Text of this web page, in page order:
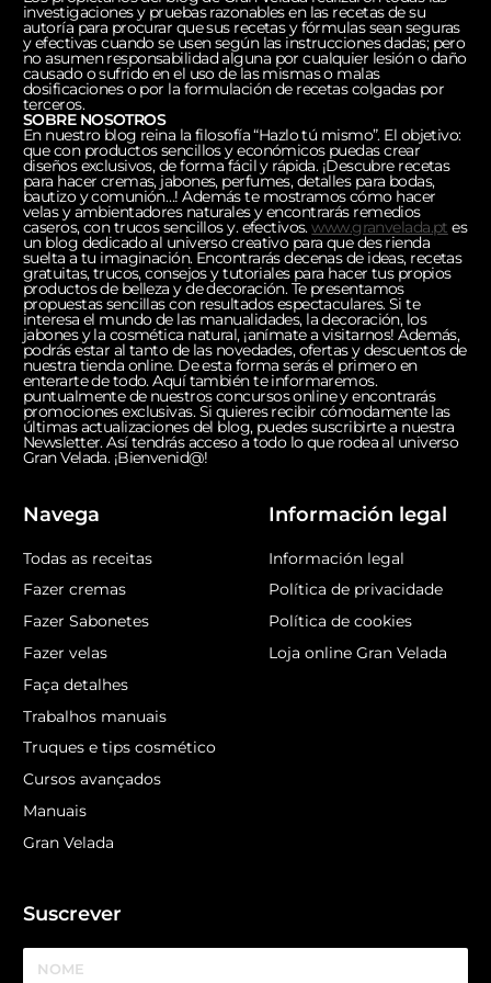
investigaciones y pruebas razonables en las recetas de su
autoría para procurar que sus recetas y fórmulas sean seguras
y efectivas cuando se usen según las instrucciones dadas; pero
no asumen responsabilidad alguna por cualquier lesión o daño
causado o sufrido en el uso de las mismas o malas
dosificaciones o por la formulación de recetas colgadas por
terceros.
SOBRE NOSOTROS
En nuestro blog reina la filosofía “Hazlo tú mismo”. El objetivo:
que con productos sencillos y económicos puedas crear
diseños exclusivos, de forma fácil y rápida. ¡Descubre recetas
para hacer cremas, jabones, perfumes, detalles para bodas,
bautizo y comunión…! Además te mostramos cómo hacer
velas y ambientadores naturales y encontrarás remedios
caseros, con trucos sencillos y. efectivos.www.granvelada.pt es
un blog dedicado al universo creativo para que des rienda
suelta a tu imaginación. Encontrarás decenas de ideas, recetas
gratuitas, trucos, consejos y tutoriales para hacer tus propios
productos de belleza y de decoración. Te presentamos
propuestas sencillas con resultados espectaculares. Si te
interesa el mundo de las manualidades, la decoración, los
jabones y la cosmética natural, ¡anímate a visitarnos! Además,
podrás estar al tanto de las novedades, ofertas y descuentos de
nuestra tienda online. De esta forma serás el primero en
enterarte de todo. Aquí también te informaremos.
puntualmente de nuestros concursos online y encontrarás
promociones exclusivas. Si quieres recibir cómodamente las
últimas actualizaciones del blog, puedes suscribirte a nuestra
Newsletter. Así tendrás acceso a todo lo que rodea al universo
Gran Velada. ¡Bienvenid@!
Navega
Todas as receitas
Fazer cremas
Fazer Sabonetes
Fazer velas
Faça detalhes
Trabalhos manuais
Truques e tips cosmético
Cursos avançados
Manuais
Gran Velada
Información legal
Información legal
Política de privacidade
Política de cookies
Loja online Gran Velada
Suscrever